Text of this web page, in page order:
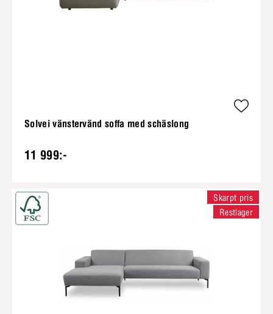
Solvei vänstervänd soffa med schäslong
11 999:-
Skarpt pris
Restlager